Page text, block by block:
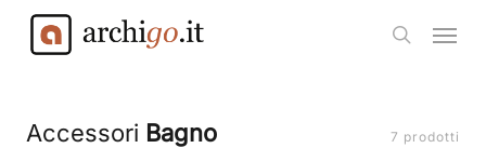
search
Accessori Bagno 7 prodotti